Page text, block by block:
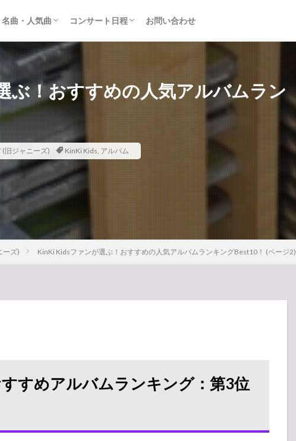
ー
ENTERTAINMENT (旧ジャニーズ)
ドル
名曲・人気曲
おすすめアルバム
歌詞考察
コンサート日程
セトリ・まとめ
ライブレポ
カード枠
お問い合わせ
ぶ！おすすめの人気アルバムラン
(旧ジャニーズ) KinKi Kids, アルバム
ーズ) KinKi Kidsファンが選ぶ！おすすめの人気アルバムランキングBest10！ (ページ2)
すめアルバムランキング：第3位